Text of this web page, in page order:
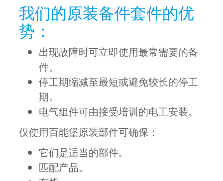
我们的原装备件套件的优
势：
出现故障时可立即使用最常需要的备
件。
停工期缩减至最短或避免较长的停工
期。
电气组件可由接受培训的电工安装。
仅使用百能堡原装部件可确保：
它们是适当的部件。
匹配产品。